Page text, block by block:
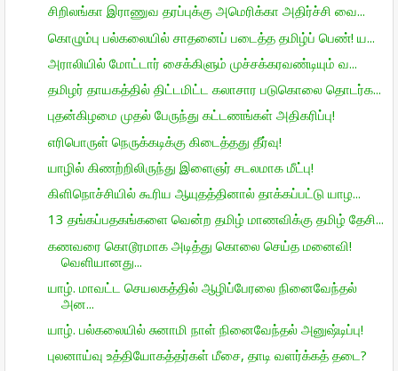
சிறிலங்கா இராணுவ தரப்புக்கு அமெரிக்கா அதிர்ச்சி வை...
கொழும்பு பல்கலையில் சாதனைப் படைத்த தமிழ்ப் பெண்! ய...
அராலியில் மோட்டார் சைக்கிளும் முச்சக்கரவண்டியும் வ...
தமிழர் தாயகத்தில் திட்டமிட்ட கலாசார படுகொலை தொடர்க...
புதன்கிழமை முதல் பேருந்து கட்டணங்கள் அதிகரிப்பு!
எரிபொருள் நெருக்கடிக்கு கிடைத்தது தீர்வு!
யாழில் கிணற்றிலிருந்து இளைஞர் சடலமாக மீட்பு!
கிளிநொச்சியில் கூரிய ஆயுதத்தினால் தாக்கப்பட்டு யாழ...
13 தங்கப்பதகங்களை வென்ற தமிழ் மாணவிக்கு தமிழ் தேசி...
கணவரை கொடூரமாக அடித்து கொலை செய்த மனைவி!
வெளியானது...
யாழ். மாவட்ட செயலகத்தில் ஆழிப்பேரலை நினைவேந்தல்
அன...
யாழ். பல்கலையில் சுனாமி நாள் நினைவேந்தல் அனுஷ்டிப்பு!
புலனாய்வு உத்தியோகத்தர்கள் மீசை, தாடி வளர்க்கத் தடை?